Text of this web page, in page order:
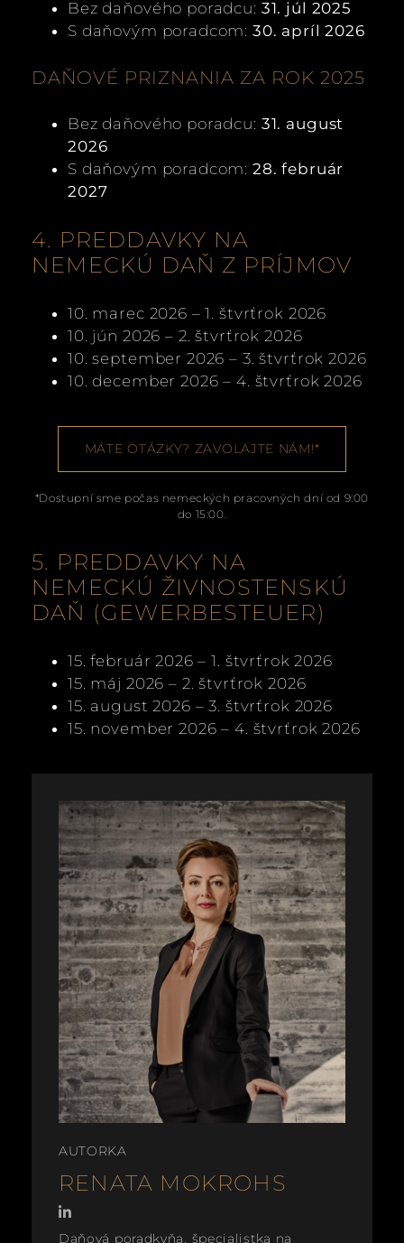
Bez daňového poradcu: 31. júl 2025
S daňovým poradcom: 30. apríl 2026
DAŇOVÉ PRIZNANIA ZA ROK 2025
Bez daňového poradcu: 31. august
2026
S daňovým poradcom: 28. február
2027
4. PREDDAVKY NA
NEMECKÚ DAŇ Z PRÍJMOV
10. marec 2026 – 1. štvrťrok 2026
10. jún 2026 – 2. štvrťrok 2026
10. september 2026 – 3. štvrťrok 2026
10. december 2026 – 4. štvrťrok 2026
MÁTE OTÁZKY? ZAVOLAJTE NÁM!*
*Dostupní sme počas nemeckých pracovných dní od 9:00
do 15:00.
5. PREDDAVKY NA
NEMECKÚ ŽIVNOSTENSKÚ
DAŇ (GEWERBESTEUER)
15. február 2026 – 1. štvrťrok 2026
15. máj 2026 – 2. štvrťrok 2026
15. august 2026 – 3. štvrťrok 2026
15. november 2026 – 4. štvrťrok 2026
AUTORKA
RENATA MOKROHS
Daňová poradkyňa, špecialistka na